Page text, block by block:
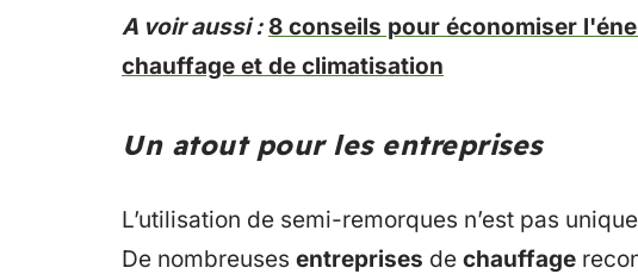
A voir aussi : 8 conseils pour économiser
chauffage et de climatisation
Un atout pour les entreprises
L’utilisation de semi-remorques n’est pas
De nombreuses entreprises de chauffage